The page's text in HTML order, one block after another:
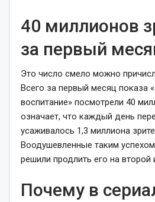
40 миллионов
за первый
Это число смело можно
Всего за первый месяц показа
воспитание» посмотрели 40
означает, что каждый день
усаживалось 1,3 миллиона
Воодушевленные таким
решили продлить его на второй
Почему в